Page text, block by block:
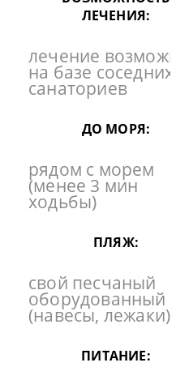
ЛЕЧЕНИЯ:
лечение
на базе соседних
санаториев
ДО МОРЯ:
рядом с морем
(менее 3 мин
ходьбы)
ПЛЯЖ:
свой песчаный
оборудованный
(навесы, лежаки)
ПИТАНИЕ: